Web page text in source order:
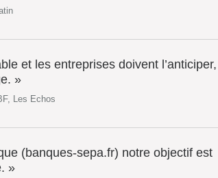
et les entreprises doivent l’anticiper,
»
Les Echos
(banques-sepa.fr) notre objectif est
»